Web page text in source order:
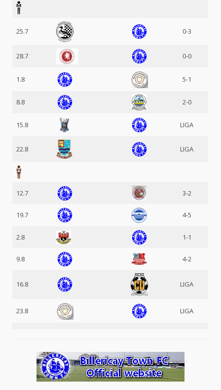
25.7 0-3
28.7 0-0
1.8 5-1
8.8 2-0
15.8 LIGA
22.8 LIGA
12.7 3-2
19.7 4-5
2.8 1-1
9.8 4-2
16.8 LIGA
23.8 LIGA